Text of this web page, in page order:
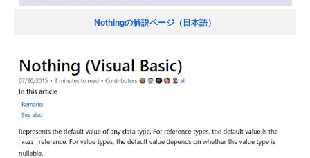
Nothingの解説ページ（日本語）